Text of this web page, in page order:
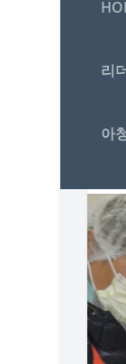
리
아